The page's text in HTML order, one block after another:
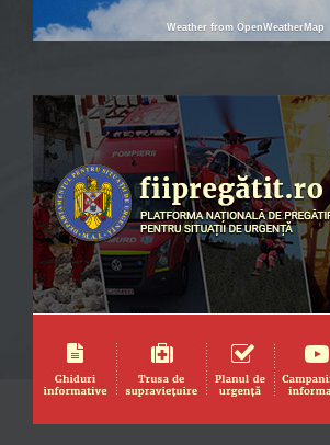
Weather from OpenWeatherMap